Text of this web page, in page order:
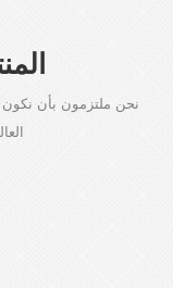
نحن ملتزمون بأن